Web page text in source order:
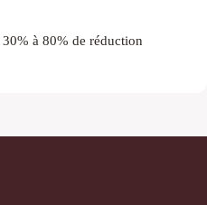
à 80% de réduction